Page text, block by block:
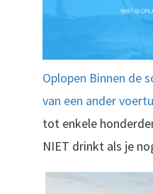
Oplopen Binnen de
van een ander
tot enkele
NIET drinkt als je